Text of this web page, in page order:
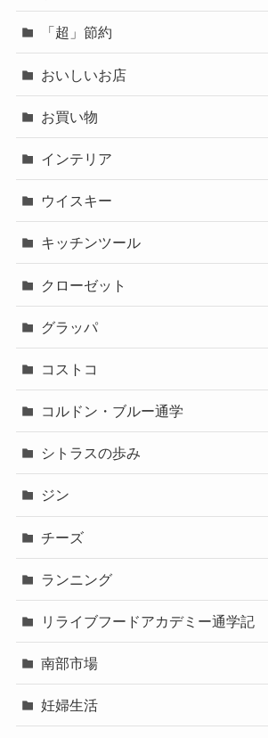
「超」節約
おいしいお店
お買い物
インテリア
ウイスキー
キッチンツール
クローゼット
グラッパ
コストコ
コルドン・ブルー通学
シトラスの歩み
ジン
チーズ
ランニング
リライブフードアカデミー通学記
南部市場
妊婦生活